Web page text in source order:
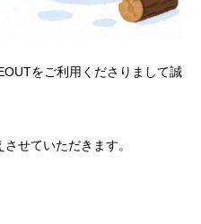
をご利用くださりまして誠
せていただきます。